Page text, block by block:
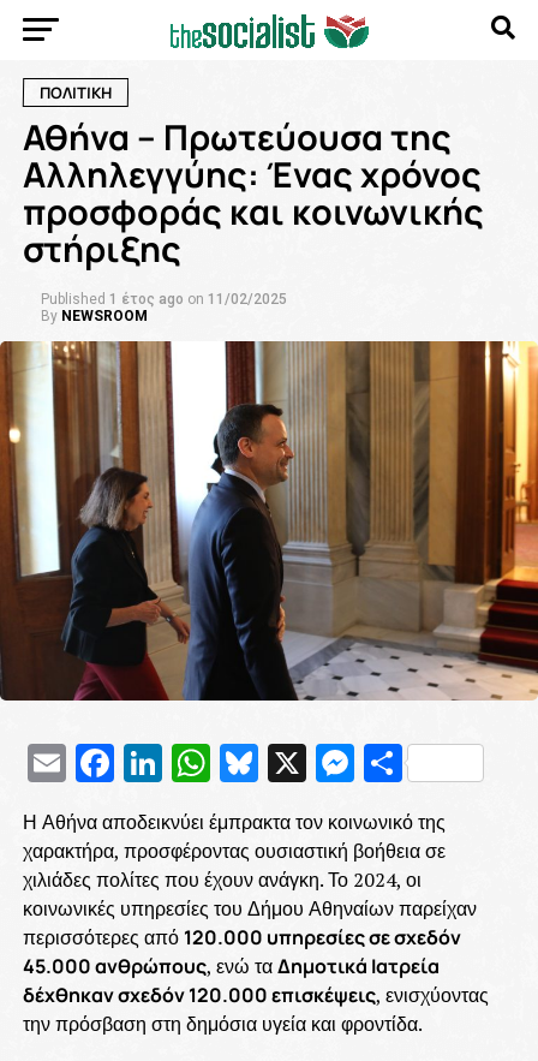
ΠΟΛΙΤΙΚΗ
Αθήνα – Πρωτεύουσα της
Αλληλεγγύης: Ένας χρόνος
προσφοράς και κοινωνικής
στήριξης
Published 1 έτος ago on 11/02/2025
By NEWSROOM
EmailFacebook
LinkedIn
WhatsApp
Bluesky
X
Η Αθήνα αποδεικνύει έμπρακτα τον κοινωνικό της
χαρακτήρα, προσφέροντας ουσιαστική βοήθεια σε
χιλιάδες πολίτες που έχουν ανάγκη. Το 2024, οι
κοινωνικές υπηρεσίες του Δήμου Αθηναίων παρείχαν
περισσότερες από 120.000 υπηρεσίες σε σχεδόν
45.000 ανθρώπους, ενώ ταΔημοτικά Ιατρεία
δέχθηκαν σχεδόν 120.000 επισκέψεις, ενισχύοντας
την πρόσβαση στη δημόσια υγεία και φροντίδα.